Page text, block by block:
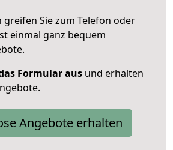
greifen Sie zum Telefon oder
einmal ganz bequem
Formular aus und erhalten
Angebote erhalten